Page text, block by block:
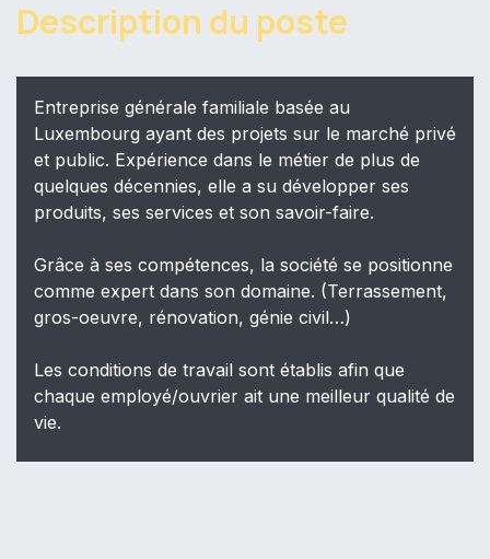
Description du poste
Entreprise générale familiale basée au
Luxembourg ayant des projets sur le marché privé
et public. Expérience dans le métier de plus de
quelques décennies, elle a su développer ses
produits, ses services et son savoir-faire.
Grâce à ses compétences, la société se positionne
comme expert dans son domaine. (Terrassement,
gros-oeuvre, rénovation, génie civil…)
Les conditions de travail sont établis afin que
chaque employé/ouvrier ait une meilleur qualité de
vie.